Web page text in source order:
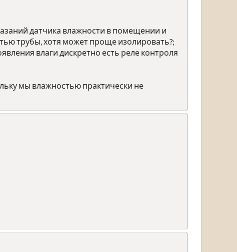
датчика влажности в помещении и
трубы, хотя может проще изолировать?;
влаги дискретно есть реле контроля
мы влажностью практически не